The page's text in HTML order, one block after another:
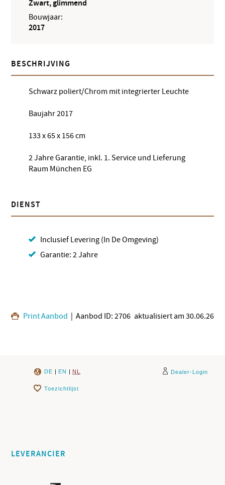
Zwart, glimmend
Bouwjaar:
2017
BESCHRIJVING
Schwarz poliert/Chrom mit integrierter Leuchte
Baujahr 2017
133 x 65 x 156 cm
2 Jahre Garantie, inkl. 1. Service und Lieferung
Raum München EG
DIENST
Inclusief Levering (In De Omgeving)
Garantie: 2 Jahre
Print Aanbod | Aanbod ID: 2706 aktualisiert am 30.06.26
DE | EN | NL Dealer-Login
Toezichtlijst
LEVERANCIER